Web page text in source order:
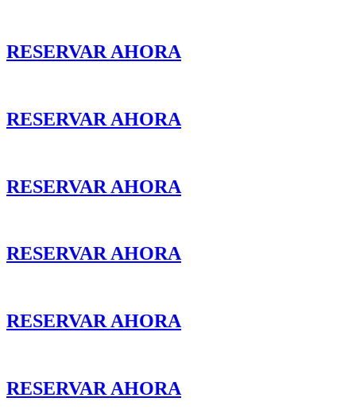
RESERVAR AHORA
RESERVAR AHORA
RESERVAR AHORA
RESERVAR AHORA
RESERVAR AHORA
RESERVAR AHORA